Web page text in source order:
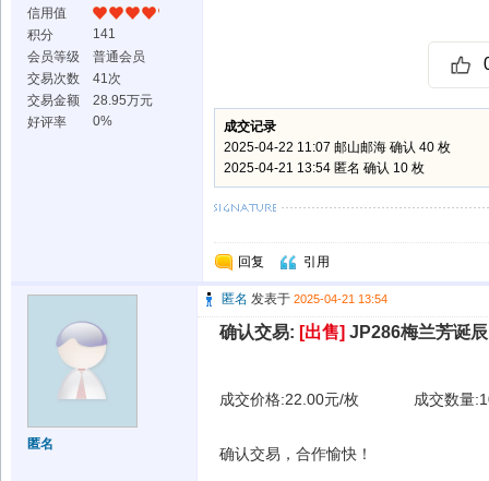
信用值
积分
141
会员等级
普通会员
交易次数
41次
交易金额
28.95万元
好评率
0%
成交记录
2025-04-22 11:07 邮山邮海 确认 40 枚
2025-04-21 13:54 匿名 确认 10 枚
回复 引用
匿名
匿名 发表于 2025-04-21 13:54
确认交易: [出售]JP286梅兰芳诞
成交价格:22.00元/枚 成交数量
确认交易，合作愉快！